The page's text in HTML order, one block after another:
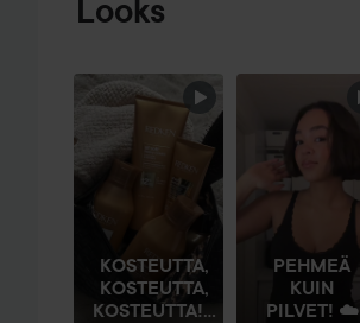
Looks
OHITA OSIO
KOSTEUTTA,
KOSTEUTTA,
KOSTEUTTA!...
PEHMEÄ
KUIN
PILVET! ☁️